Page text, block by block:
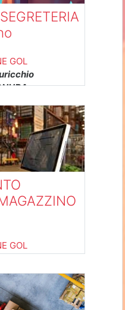
GOL
GOL